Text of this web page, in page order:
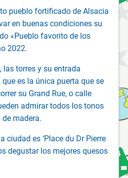
pueblo fortificado de Alsacia
en buenas condiciones su
«Pueblo favorito de los
2022.
las torres y su entrada
es la única puerta que se
su Grand Rue, o calle
admirar todos los tonos
madera.
ciudad es ‘Place du Dr Pierre
degustar los mejores quesos